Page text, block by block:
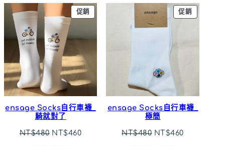
促銷特
價
品
ensage Socks自行車襪_
騎就對了
NT$480 原
NT$460目
促銷特
價
ensage Socks自行車襪_
極簡
NT$480 原
NT$460目